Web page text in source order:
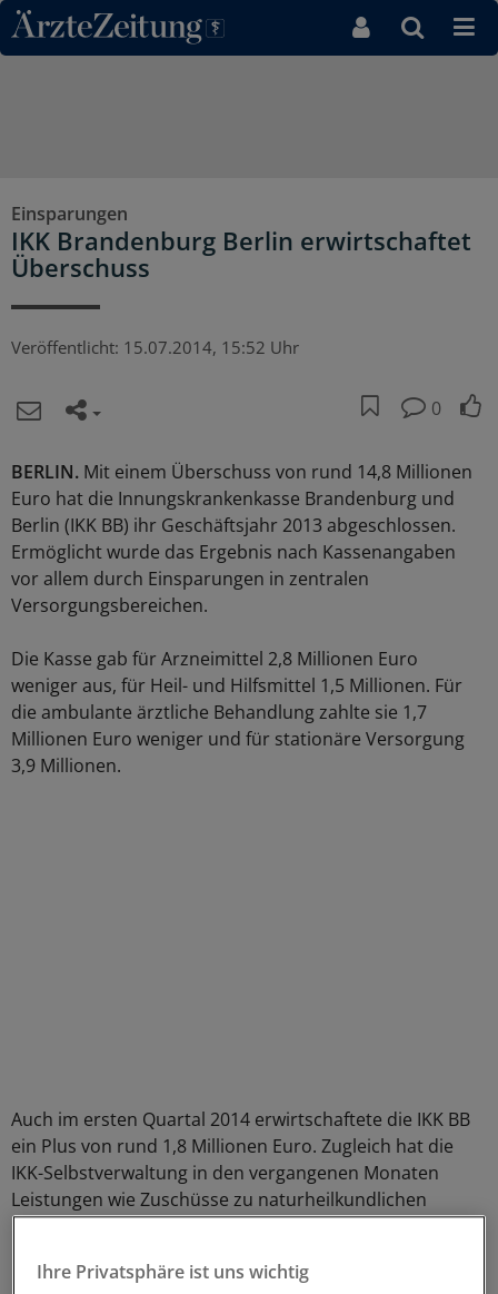
Direkt zum Inhaltsbereich
Einsparungen
IKK Brandenburg Berlin erwirtschaftet
Überschuss
Veröffentlicht: 15.07.2014, 15:52 Uhr
0
BERLIN. Mit einem Überschuss von rund 14,8 Millionen
Euro hat die Innungskrankenkasse Brandenburg und
Berlin (IKK BB) ihr Geschäftsjahr 2013 abgeschlossen.
Ermöglicht wurde das Ergebnis nach Kassenangaben
vor allem durch Einsparungen in zentralen
Versorgungsbereichen.
Die Kasse gab für Arzneimittel 2,8 Millionen Euro
weniger aus, für Heil- und Hilfsmittel 1,5 Millionen. Für
die ambulante ärztliche Behandlung zahlte sie 1,7
Millionen Euro weniger und für stationäre Versorgung
3,9 Millionen.
Auch im ersten Quartal 2014 erwirtschaftete die IKK BB
ein Plus von rund 1,8 Millionen Euro. Zugleich hat die
IKK-Selbstverwaltung in den vergangenen Monaten
Leistungen wie Zuschüsse zu naturheilkundlichen
Leistungen beschlossen.(ami)
Ihre Privatsphäre ist uns wichtig